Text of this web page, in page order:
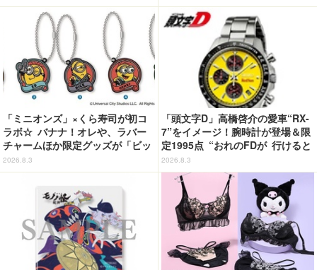
20日～】
「ミニオンズ」×くら寿司が初コ
ラボ☆ バナナ！オレや、ラバー
チャームほか限定グッズが「ビッ
くらポン！」に登場【8月7日～】
2026.8.3
「頭文字D」高橋啓介の愛車“RX-
7”をイメージ！腕時計が登場＆限
定1995点 “おれのFDが 行けると
教えてくれてる…!!”
2026.8.3